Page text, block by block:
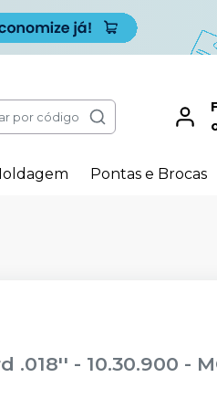
por código
Pontas e Brocas
.018'' - 10.30.900 -